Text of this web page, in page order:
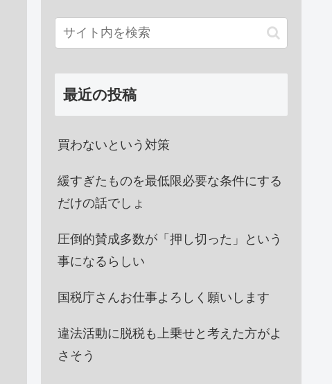
最近の投稿
買わないという対策
緩すぎたものを最低限必要な条件にする
だけの話でしょ
圧倒的賛成多数が「押し切った」という
事になるらしい
国税庁さんお仕事よろしく願いします
違法活動に脱税も上乗せと考えた方がよ
さそう